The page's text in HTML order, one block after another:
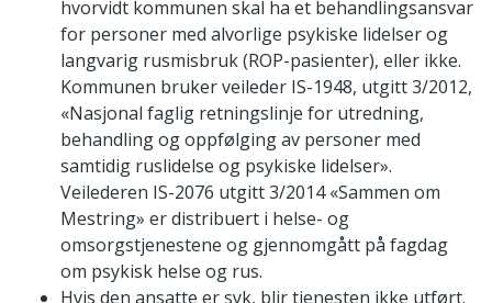
hvorvidt kommunen skal ha et behandlingsansvar
for personer med alvorlige psykiske lidelser og
langvarig rusmisbruk (ROP-pasienter), eller ikke.
Kommunen bruker veileder IS-1948, utgitt 3/2012,
«Nasjonal faglig retningslinje for utredning,
behandling og oppfølging av personer med
samtidig ruslidelse og psykiske lidelser».
Veilederen IS-2076 utgitt 3/2014 «Sammen om
Mestring» er distribuert i helse- og
omsorgstjenestene og gjennomgått på fagdag
om psykisk helse og rus.
Hvis den ansatte er syk, blir tjenesten ikke utført.